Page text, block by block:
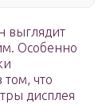
выглядит
Особенно
что
дисплея